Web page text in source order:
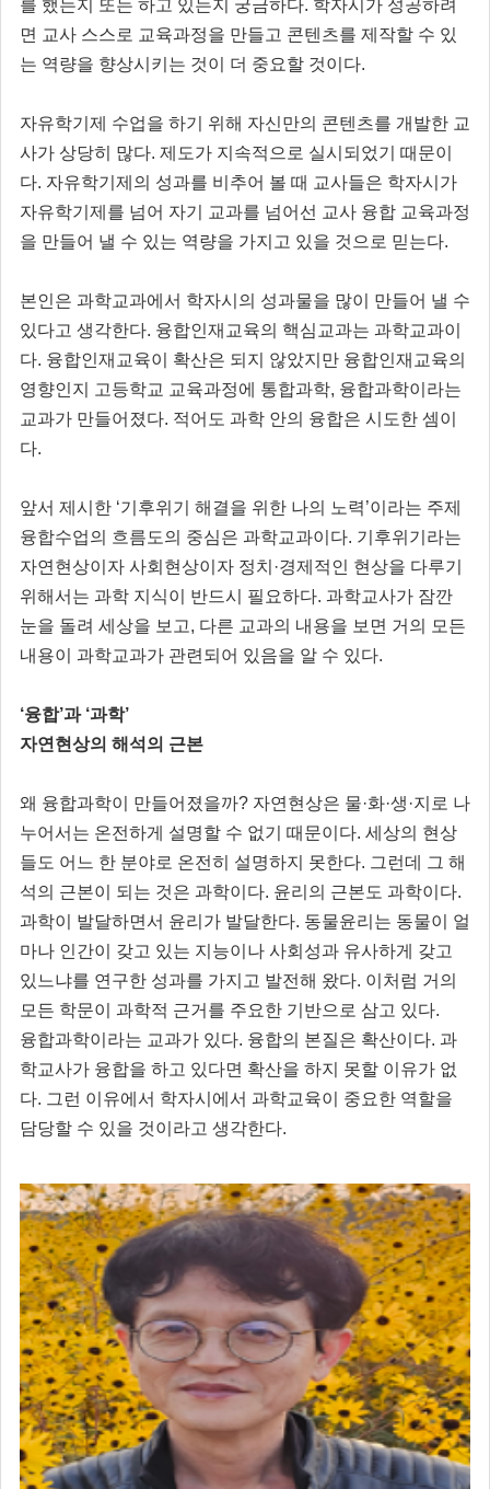
를 했는지 또는 하고 있는지 궁금하다. 학자시가 성공하려
면 교사 스스로 교육과정을 만들고 콘텐츠를 제작할 수 있
는 역량을 향상시키는 것이 더 중요할 것이다.
자유학기제 수업을 하기 위해 자신만의 콘텐츠를 개발한 교
사가 상당히 많다. 제도가 지속적으로 실시되었기 때문이
다. 자유학기제의 성과를 비추어 볼 때 교사들은 학자시가
자유학기제를 넘어 자기 교과를 넘어선 교사 융합 교육과정
을 만들어 낼 수 있는 역량을 가지고 있을 것으로 믿는다.
본인은 과학교과에서 학자시의 성과물을 많이 만들어 낼 수
있다고 생각한다. 융합인재교육의 핵심교과는 과학교과이
다. 융합인재교육이 확산은 되지 않았지만 융합인재교육의
영향인지 고등학교 교육과정에 통합과학, 융합과학이라는
교과가 만들어졌다. 적어도 과학 안의 융합은 시도한 셈이
다.
앞서 제시한 ‘기후위기 해결을 위한 나의 노력’이라는 주제
융합수업의 흐름도의 중심은 과학교과이다. 기후위기라는
자연현상이자 사회현상이자 정치·경제적인 현상을 다루기
위해서는 과학 지식이 반드시 필요하다. 과학교사가 잠깐
눈을 돌려 세상을 보고, 다른 교과의 내용을 보면 거의 모든
내용이 과학교과가 관련되어 있음을 알 수 있다.
‘융합’과 ‘과학’
자연현상의 해석의 근본
왜 융합과학이 만들어졌을까? 자연현상은 물·화·생·지로 나
누어서는 온전하게 설명할 수 없기 때문이다. 세상의 현상
들도 어느 한 분야로 온전히 설명하지 못한다. 그런데 그 해
석의 근본이 되는 것은 과학이다. 윤리의 근본도 과학이다.
과학이 발달하면서 윤리가 발달한다. 동물윤리는 동물이 얼
마나 인간이 갖고 있는 지능이나 사회성과 유사하게 갖고
있느냐를 연구한 성과를 가지고 발전해 왔다. 이처럼 거의
모든 학문이 과학적 근거를 주요한 기반으로 삼고 있다.
융합과학이라는 교과가 있다. 융합의 본질은 확산이다. 과
학교사가 융합을 하고 있다면 확산을 하지 못할 이유가 없
다. 그런 이유에서 학자시에서 과학교육이 중요한 역할을
담당할 수 있을 것이라고 생각한다.